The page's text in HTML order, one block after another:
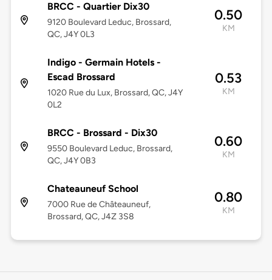
BRCC - Quartier Dix30
9120 Boulevard Leduc, Brossard,
QC, J4Y 0L3
0.50
KM
Indigo - Germain Hotels -
Escad Brossard
1020 Rue du Lux, Brossard, QC, J4Y
0L2
0.53
KM
BRCC - Brossard - Dix30
9550 Boulevard Leduc, Brossard,
QC, J4Y 0B3
0.60
KM
Chateauneuf School
7000 Rue de Châteauneuf,
Brossard, QC, J4Z 3S8
0.80
KM